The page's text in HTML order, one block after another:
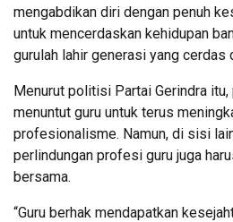
mengabdikan diri dengan penuh
untuk mencerdaskan kehidupan
gurulah lahir generasi yang cerdas
Menurut politisi Partai Gerindra
menuntut guru untuk terus
profesionalisme. Namun, di sisi
perlindungan profesi guru juga
bersama.
“Guru berhak mendapatkan